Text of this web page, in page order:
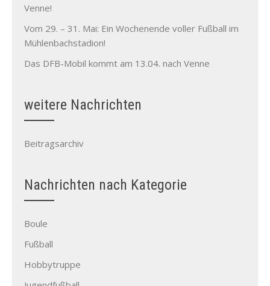
Venne!
Vom 29. – 31. Mai: Ein Wochenende voller Fußball im
Mühlenbachstadion!
Das DFB-Mobil kommt am 13.04. nach Venne
weitere Nachrichten
Beitragsarchiv
Nachrichten nach Kategorie
Boule
Fußball
Hobbytruppe